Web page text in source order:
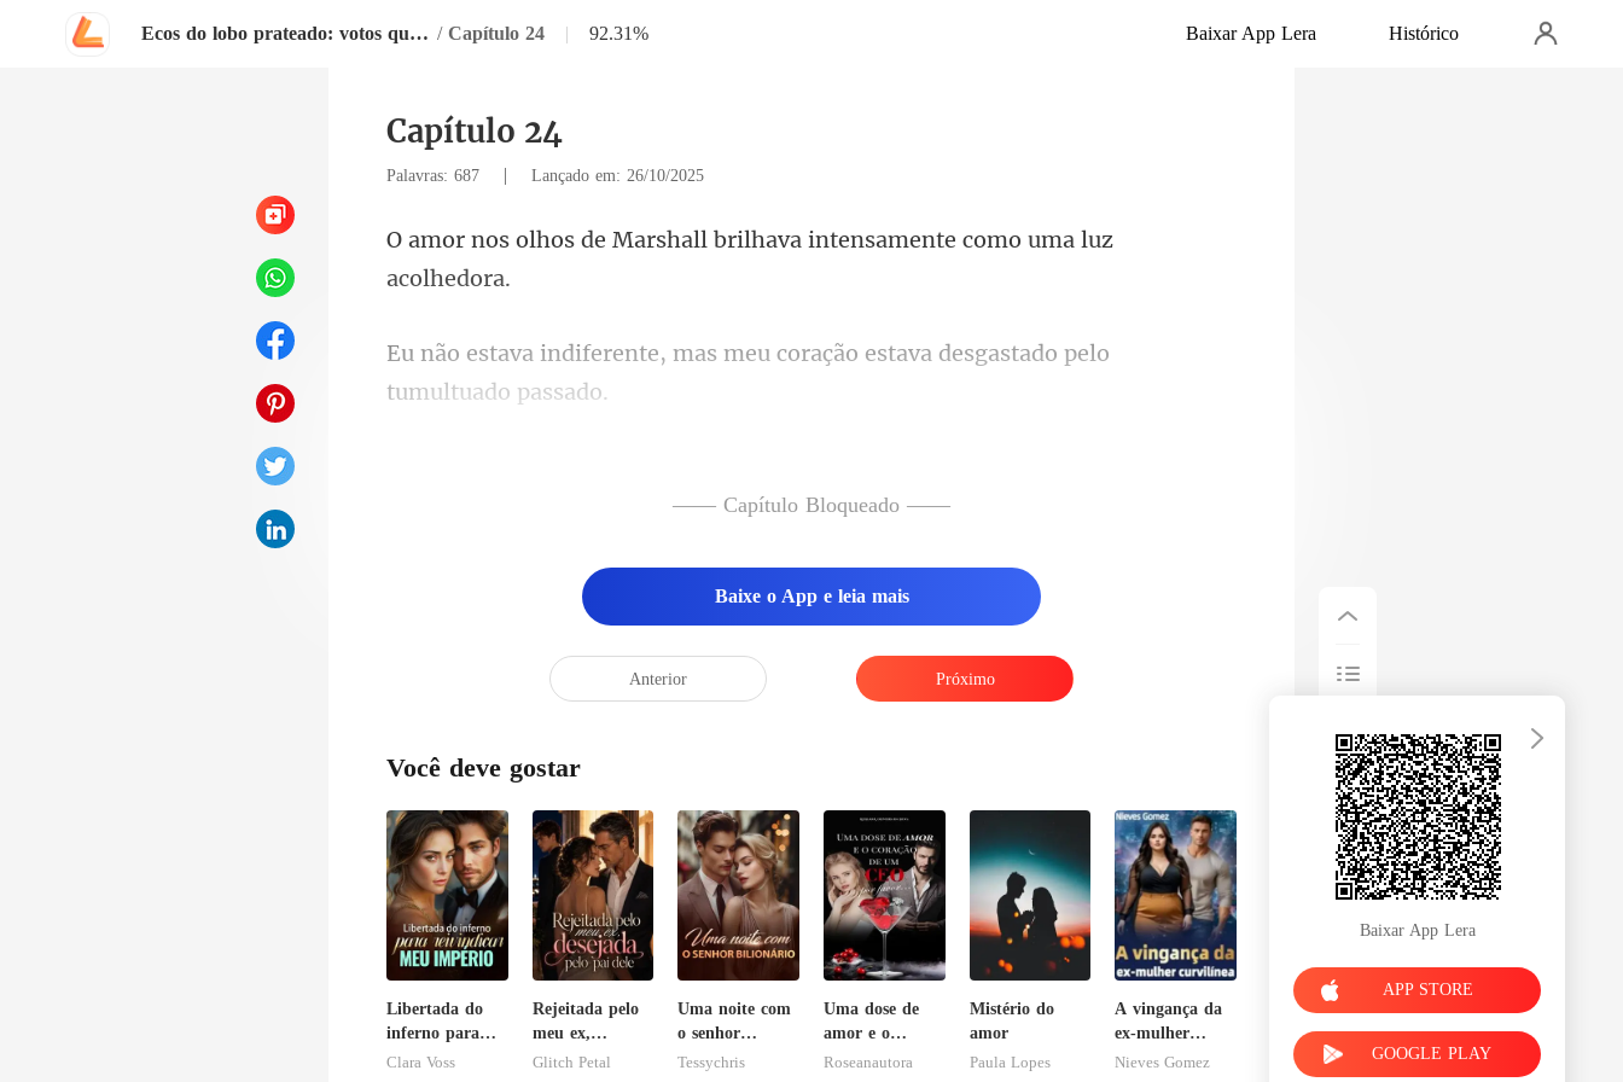
Ecos do lobo prateado: votos quebrados e filhotes perdidos / Capítulo 24 | 92.31% Baixar App Lera Histórico
Capítulo 24
Palavras: 687 | Lançado em: 26/10/2025
all brilhava intensamente
as meu coração estava desgas
até a entrada da m
parou do
—— Capítulo Bloqueado ——
Baixe o App e leia mais
Anterior Próximo
Você deve gostar
Libertada do
inferno para
reivindicar meu
Clara Voss
Rejeitada pelo
meu ex,
desejada pelo
Glitch Petal
Uma noite com
o senhor
Bilionário
Tessychris
Uma dose de
amor e o
coração de um
Roseanautora
Mistério do
amor
Paula Lopes
A vingança da
ex-mulher
curvilínea
Nieves Gomez
Baixar App Lera
APP STORE
GOOGLE PLAY